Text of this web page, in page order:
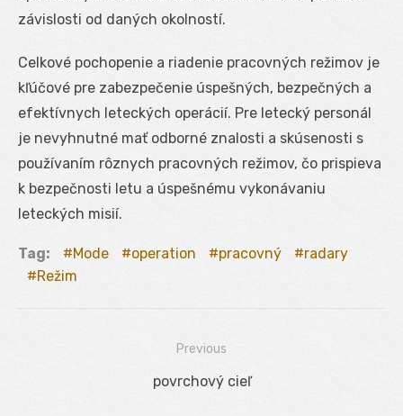
závislosti od daných okolností.
Celkové pochopenie a riadenie pracovných režimov je
kľúčové pre zabezpečenie úspešných, bezpečných a
efektívnych leteckých operácií. Pre letecký personál
je nevyhnutné mať odborné znalosti a skúsenosti s
používaním rôznych pracovných režimov, čo prispieva
k bezpečnosti letu a úspešnému vykonávaniu
leteckých misií.
Tag: Mode operation pracovný
radary
Režim
Previous
Previous
povrchový cieľ